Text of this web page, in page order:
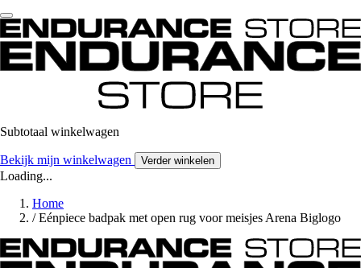
Subtotaal winkelwagen
Bekijk mijn winkelwagen Verder winkelen
Loading...
Home
/ Eénpiece badpak met open rug voor meisjes Arena Biglogo